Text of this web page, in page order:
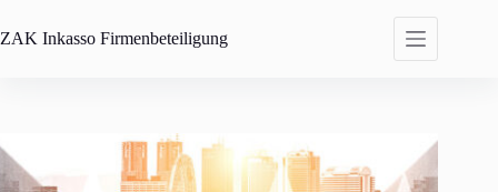
Inhalt
springen
ZAK Inkasso Firmenbeteiligung